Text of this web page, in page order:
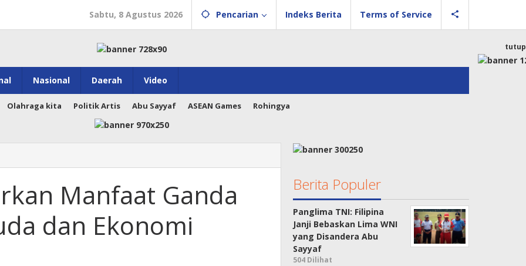
Sabtu, 8 Agustus 2026 Pencarian Indeks Berita Terms of Service
Nasional Daerah Video
Olahraga kita Politik Artis Abu Sayyaf ASEAN Games Rohingya
tutup
Manfaat Ganda
dan Ekonomi
Berita Populer
Panglima TNI: Filipina
Janji Bebaskan Lima WNI
yang Disandera Abu
Sayyaf
504 Dilihat